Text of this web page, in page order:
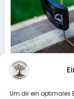
Um dir ein optimales